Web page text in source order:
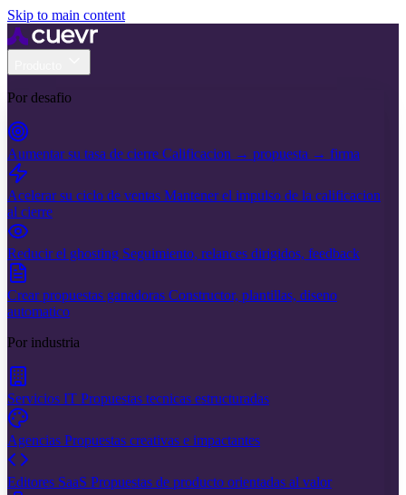
Skip to main content
Por desafio
Aumentar su tasa de cierre Calificacion → propuesta → firma
Acelerar su ciclo de ventas Mantener el impulso de la calificacion
al cierre
Reducir el ghosting Seguimiento, relances dirigidos, feedback
Crear propuestas ganadoras Constructor, plantillas, diseno
automatico
Por industria
Servicios IT Propuestas tecnicas estructuradas
Agencias Propuestas creativas e impactantes
Editores SaaS Propuestas de producto orientadas al valor